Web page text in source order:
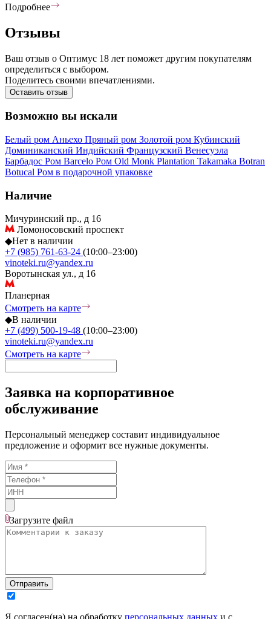
Подробнее
Отзывы
Ваш отзыв о Оптимус 18 лет поможет другим покупателям
определиться с выбором.
Поделитесь своими впечатлениями.
Оставить отзыв
Возможно вы искали
Белый ром Аньехо Пряный ром Золотой ром Кубинский
Доминиканский Индийский Французский Венесуэла
Барбадос Ром Barcelo Ром Old Monk Plantation Takamaka Botran
Botucal Ром в подарочной упаковке
Наличие
Мичуринский пр., д 16
Ломоносовский проспект
◆Нет в наличии
+7 (985) 761-63-24 (10:00–23:00)
vinoteki.ru@yandex.ru
Воротынская ул., д 16
Планерная
Смотреть на карте
◆В наличии
+7 (499) 500-19-48 (10:00–23:00)
vinoteki.ru@yandex.ru
Смотреть на карте
Заявка на корпоративное
обслуживание
Персональный менеджер составит индивидуальное
предложение и оформит все нужные документы.
Загрузите файл
Отправить